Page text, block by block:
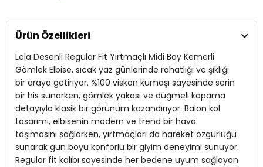
Model:Elbise
Giyim Tarzı:Günlük/Casual
Desen:
Mevsim:Yazlık
Materyal:%100 Viskon
Yaka Tipi: Gömlek Yaka
Kapama Şekli:Düğmeli
Ürün Özellikleri
Lela Desenli Regular Fit Yırtmaçlı Midi Boy Kemerli
Gömlek Elbise, sıcak yaz günlerinde rahatlığı ve şıklığı
bir araya getiriyor. %100 viskon kumaşı sayesinde serin
bir his sunarken, gömlek yakası ve düğmeli kapama
detayıyla klasik bir görünüm kazandırıyor. Balon kol
tasarımı, elbisenin modern ve trend bir hava
taşımasını sağlarken, yırtmaçları da hareket özgürlüğü
sunarak gün boyu konforlu bir giyim deneyimi sunuyor.
Regular fit kalıbı sayesinde her bedene uyum sağlayan